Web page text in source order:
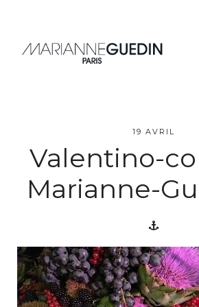
Créations
Végétale
19 AVRIL
Valentino-
Marianne-